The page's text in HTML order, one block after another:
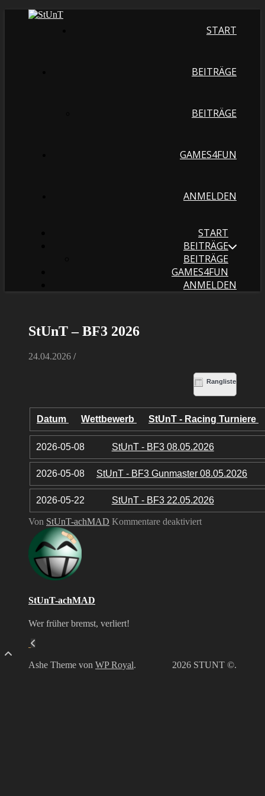
START
BEITRÄGE
BEITRÄGE
GAMES4FUN
ANMELDEN
START
BEITRÄGE
BEITRÄGE
GAMES4FUN
ANMELDEN
StUnT – BF3 2026
24.04.2026 /
Rangliste
Datum Wettbewerb StUnT - Racing Turniere
2026-05-08 StUnT - BF3 08.05.2026
2026-05-08 StUnT - BF3 Gunmaster 08.05.2026
2026-05-22 StUnT - BF3 22.05.2026
Von StUnT-achMAD Kommentare deaktiviertfür
StUnT-achMAD
Wer früher bremst, verliert!
2026 STUNT ©.
Ashe Theme von WP Royal.